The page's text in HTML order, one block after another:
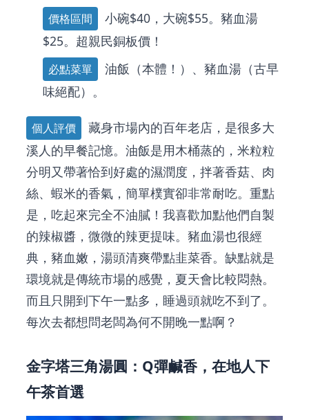
價格區間
小碗$40，大碗$55。豬血湯
$25。超親民銅板價！
必點菜單
油飯（本體！）、豬血湯（古早
味絕配）。
個人評價
藏身市場內的百年老店，是很多大
溪人的早餐記憶。油飯是用木桶蒸的，米粒粒
分明又帶著恰到好處的濕潤度，拌著香菇、肉
絲、蝦米的香氣，簡單樸實卻非常耐吃。重點
是，吃起來完全不油膩！我喜歡加點他們自製
的辣椒醬，微微的辣更提味。豬血湯也很經
典，豬血嫩，湯頭清爽帶點韭菜香。缺點就是
環境就是傳統市場的感覺，夏天會比較悶熱。
而且只開到下午一點多，睡過頭就吃不到了。
每次去都想問老闆為何不開晚一點啊？
金字塔三角湯圓：Q彈鹹香，在地人下
午茶首選